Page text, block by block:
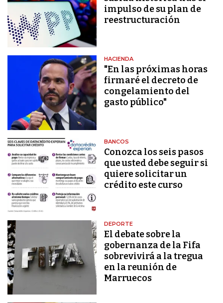
impulso de su plan de
reestructuración
HACIENDA
"En las próximas horas
firmaré el decreto de
congelamiento del
gasto público"
BANCOS
Conozca los seis pasos
que usted debe seguir si
quiere solicitar un
crédito este curso
DEPORTE
El debate sobre la
gobernanza de la Fifa
sobrevivirá a la tregua
en la reunión de
Marruecos